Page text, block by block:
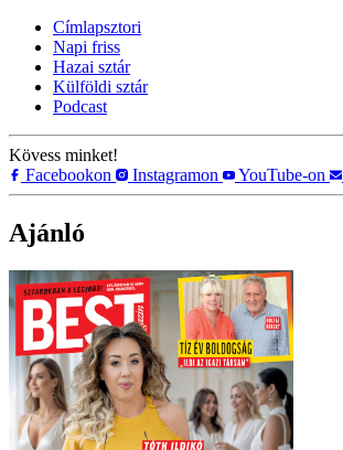
Címlapsztori
Napi friss
Hazai sztár
Külföldi sztár
Podcast
Kövess minket!
Facebookon
Instagramon YouTube-on
Ajánló